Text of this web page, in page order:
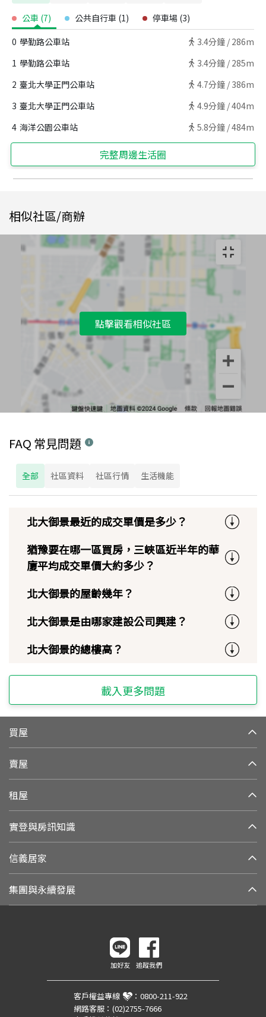
公車 (7) 公共自行車 (1) 停車場 (3)
0 學勤路公車站 3.4分鐘 / 286m
1 學勤路公車站 3.4分鐘 / 285m
2 臺北大學正門公車站 4.7分鐘 / 386m
3 臺北大學正門公車站 4.9分鐘 /404m
4 海洋公園公車站 5.8分鐘 /484m
完整周邊生活圈
相似社區/商辦
點擊觀看相似社區
FAQ 常見問題
全部 社區資料 社區行情 生活機能
北大御景最近的成交單價是多少？
猶豫要在哪一區買房，三峽區近半年的華
廈平均成交單價大約多少？
北大御景的屋齡幾年？
北大御景是由哪家建設公司興建？
北大御景的總樓高？
載入更多問題
買屋
賣屋
租屋
實登與房訊知識
信義居家
集團與永續發展
加好友 追蹤我們
客戶權益專線 ： 0800-211-922
網路客服： (02)2755-7666